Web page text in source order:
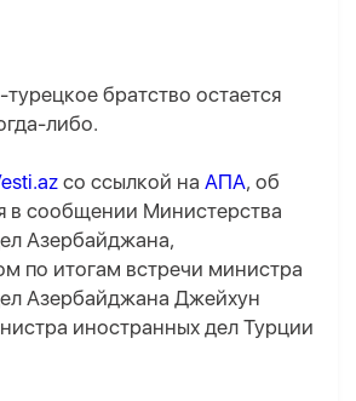
братство остается
либо.
со ссылкой на АПА, об
в сообщении Министерства
Азербайджана,
по итогам встречи министра
Азербайджана Джейхун
иностранных дел Турции